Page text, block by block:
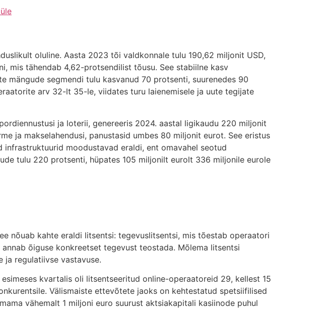
oluline. Aasta 2023 tõi valdkonnale tulu 190,62 miljonit USD,
mis tähendab 4,62-protsendilist tõusu. See stabiilne kasv
segmendi tulu kasvanud 70 protsenti, suurenedes 90
arv 32-lt 35-le, viidates turu laienemisele ja uute tegijate
ja loterii, genereeris 2024. aastal ligikaudu 220 miljonit
ja makselahendusi, panustasid umbes 80 miljonit eurot. See eristus
moodustavad eraldi, ent omavahel seotud
tulu 220 protsenti, hüpates 105 miljonilt eurolt 336 miljonile eurole
nõuab kahte eraldi litsentsi: tegevuslitsentsi, mis tõestab operaatori
õiguse konkreetset tegevust teostada. Mõlema litsentsi
ja regulatiivse vastavuse.
kvartalis oli litsentseeritud online-operaatoreid 29, kellest 15
Välismaiste ettevõtete jaoks on kehtestatud spetsiifilised
vähemalt 1 miljoni euro suurust aktsiakapitali kasiinode puhul